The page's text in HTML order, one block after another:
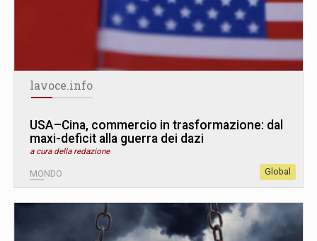
lavoce.info
USA–Cina, commercio in trasformazione: dal
maxi-deficit alla guerra dei dazi
a cura della redazione
MONDO Global